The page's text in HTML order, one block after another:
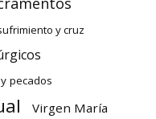
y cruz
pecados
Virgen María